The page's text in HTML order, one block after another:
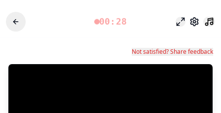
00:28 Chế độ tập
Cài đặt
Not satisfied? Share feedback